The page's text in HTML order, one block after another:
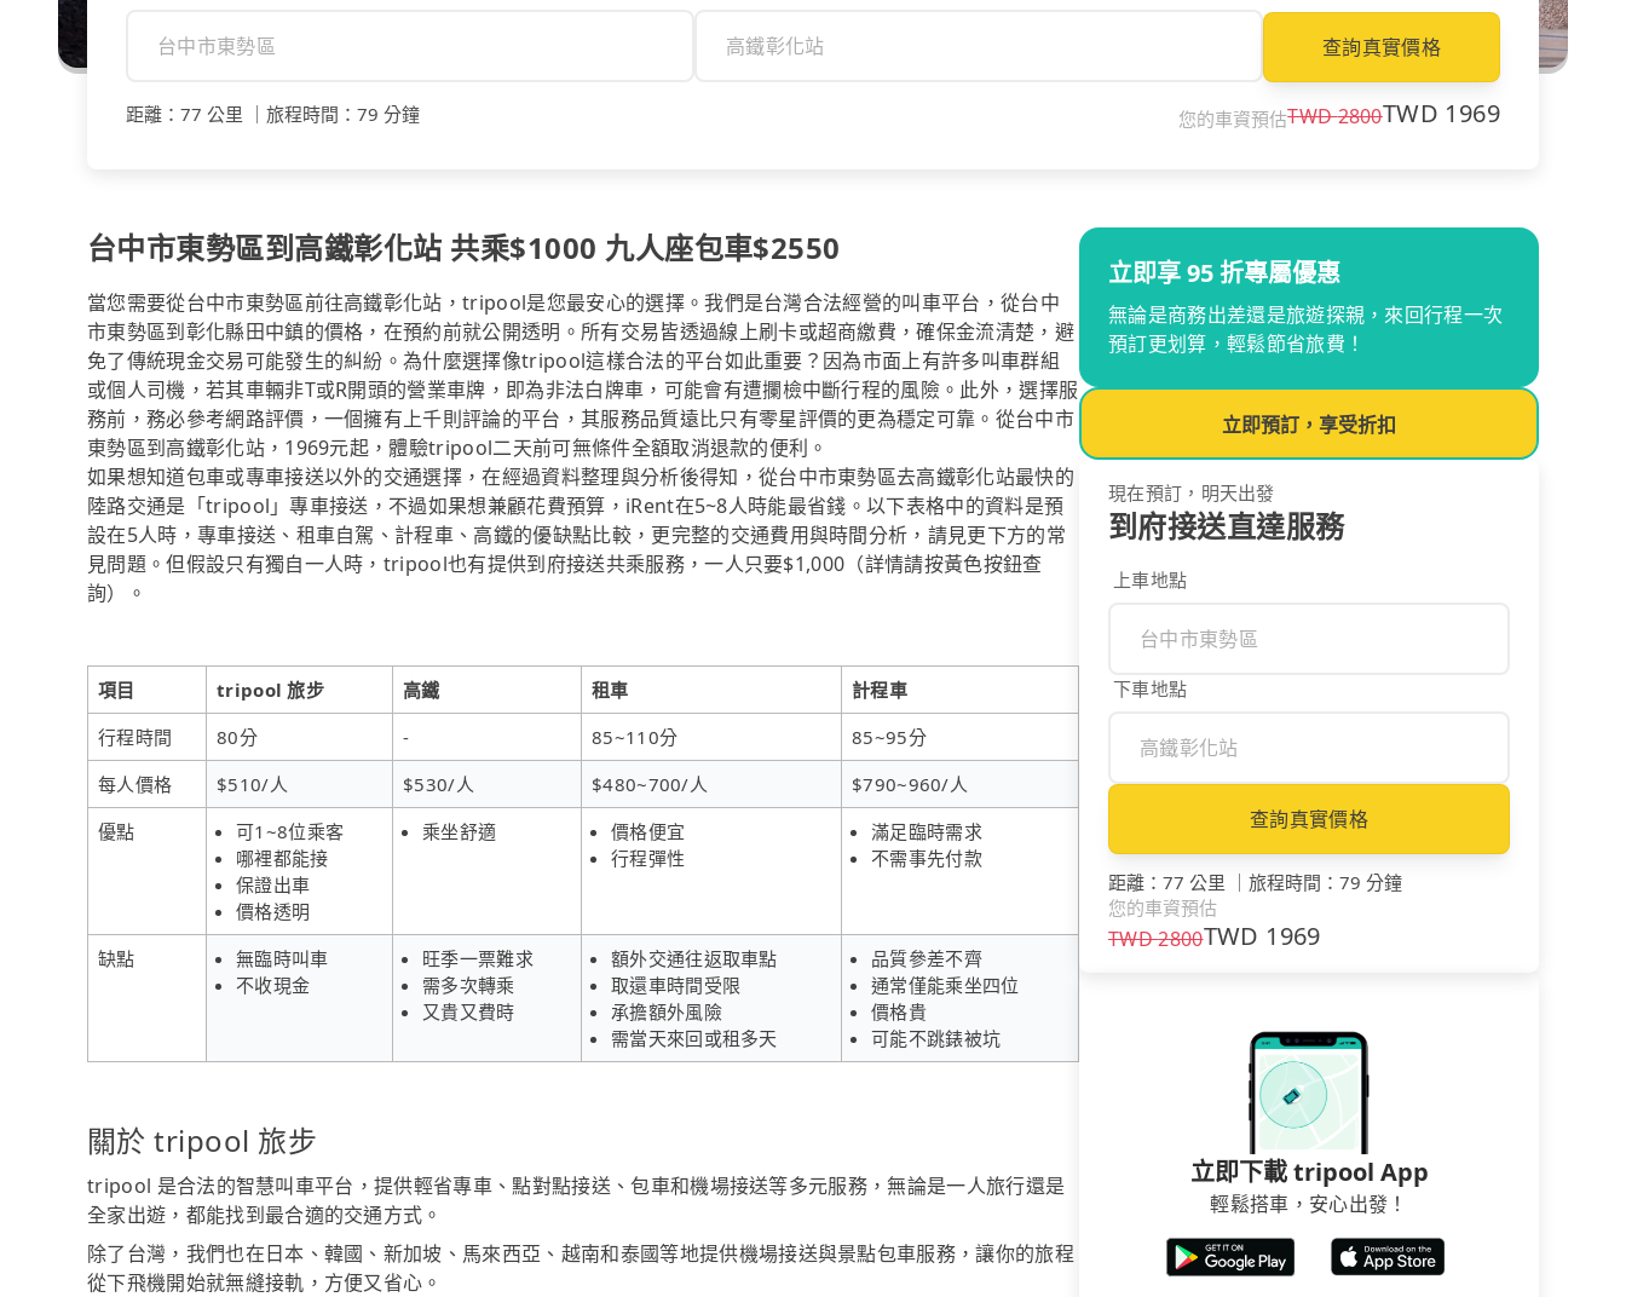
查詢真實價格
距離 ： 77 公里 旅程時間 ： 79 分鐘 您的車資預估TWD2800TWD 1969
台中市東勢區到高鐵彰化站 共乘$1000 九人座包車$2550
當您需要從台中市東勢區前往高鐵彰化站，tripool是您最安心的選擇。我們是台灣合法經營的叫車平台，從台中
市東勢區到彰化縣田中鎮的價格，在預約前就公開透明。所有交易皆透過線上刷卡或超商繳費，確保金流清楚，避
免了傳統現金交易可能發生的糾紛。為什麼選擇像tripool這樣合法的平台如此重要？因為市面上有許多叫車群組
或個人司機，若其車輛非T或R開頭的營業車牌，即為非法白牌車，可能會有遭攔檢中斷行程的風險。此外，選擇服
務前，務必參考網路評價，一個擁有上千則評論的平台，其服務品質遠比只有零星評價的更為穩定可靠。從台中市
東勢區到高鐵彰化站，1969元起，體驗tripool二天前可無條件全額取消退款的便利。
如果想知道包車或專車接送以外的交通選擇，在經過資料整理與分析後得知，從台中市東勢區去高鐵彰化站最快的
陸路交通是「tripool」專車接送，不過如果想兼顧花費預算，iRent在5~8人時能最省錢。以下表格中的資料是預
設在5人時，專車接送、租車自駕、計程車、高鐵的優缺點比較，更完整的交通費用與時間分析，請見更下方的常
見問題。但假設只有獨自一人時，tripool也有提供到府接送共乘服務，一人只要$1,000（詳情請按黃色按鈕查
詢）。
項目 tripool 旅步 高鐵 租車
計程車
行程時間
80分 - 85~110分
85~95分
每人價格
$510/人 $530/人 $480~700/人
$790~960/人
優點
可1~8位乘客
哪裡都能接
保證出車
價格透明
乘坐舒適
價格便宜
行程彈性
滿足臨時需求
不需事先付款
缺點
無臨時叫車
不收現金
旺季一票難求
需多次轉乘
又貴又費時
額外交通往返取車點
取還車時間受限
承擔額外風險
需當天來回或租多天
品質參差不齊
通常僅能乘坐四位
價格貴
可能不跳錶被坑
關於 tripool 旅步
tripool 是合法的智慧叫車平台，提供輕省專車、點對點接送、包車和機場接送等多元服務，無論是一人旅行還是
全家出遊，都能找到最合適的交通方式。
除了台灣，我們也在日本、韓國、新加坡、馬來西亞、越南和泰國等地提供機場接送與景點包車服務，讓你的旅程
從下飛機開始就無縫接軌，方便又省心。
立即享 95 折專屬優惠
無論是商務出差還是旅遊探親，來回行程一次
預訂更划算，輕鬆節省旅費！
立即預訂，享受折扣
現在預訂，明天出發
到府接送直達服務
上車地點
下車地點
查詢真實價格
距離 ： 77 公里 ｜ 旅程時間 ： 79 分鐘
您的車資預估
TWD2800TWD 1969
立即下載 tripool App
輕鬆搭車，安心出發！